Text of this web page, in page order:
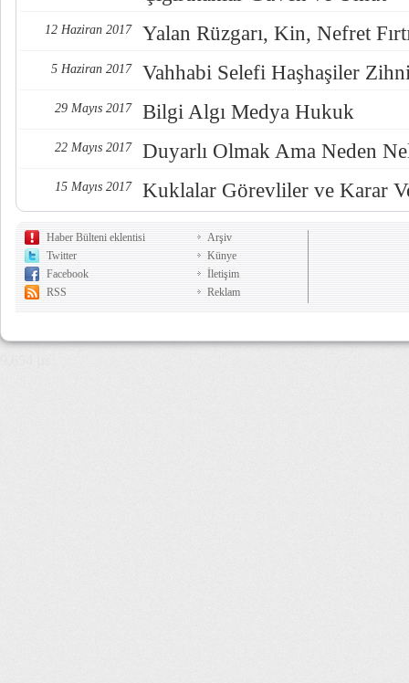
12 Haziran 2017 Yalan Rüzgarı, Kin, Nefret
5 Haziran 2017 Vahhabi Selefi Haşhaşiler
29 Mayıs 2017 Bilgi Algı Medya Hukuk
22 Mayıs 2017 Duyarlı Olmak Ama Neden
15 Mayıs 2017 Kuklalar Görevliler ve Karar
Haber Bülteni eklentisi
Twitter
Facebook
RSS
Arşiv
Künye
İletişim
Reklam